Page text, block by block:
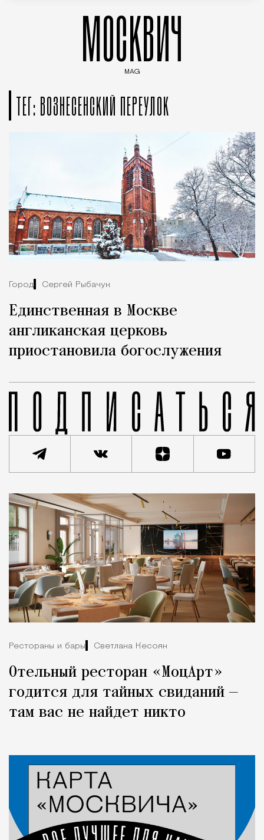
МОСКВИЧ
MAG
ТЕГ: ВОЗНЕСЕНСКИЙ ПЕРЕУЛОК
Город Сергей Рыбачук
Единственная в Москве
англиканская церковь
приостановила богослужения
Рестораны и бары Светлана Кесоян
Отельный ресторан «МоцАрт»
годится для тайных свиданий —
там вас не найдет никто